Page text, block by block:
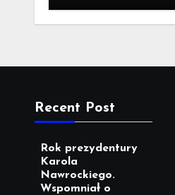
piekarni państwa
Recent Post
Rok prezydentury
Karola
Nawrockiego.
Wspomniał o